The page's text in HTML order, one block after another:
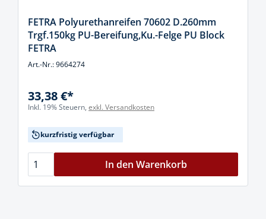
FETRA Polyurethanreifen 70602 D.260mm
Trgf.150kg PU-Bereifung,Ku.-Felge PU Block
FETRA
Art.-Nr.: 9664274
33,38 €*
Inkl. 19% Steuern, exkl. Versandkosten
kurzfristig verfügbar
In den Warenkorb